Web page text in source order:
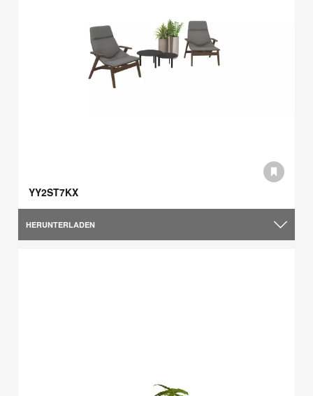
YY2ST7KX
HERUNTERLADEN